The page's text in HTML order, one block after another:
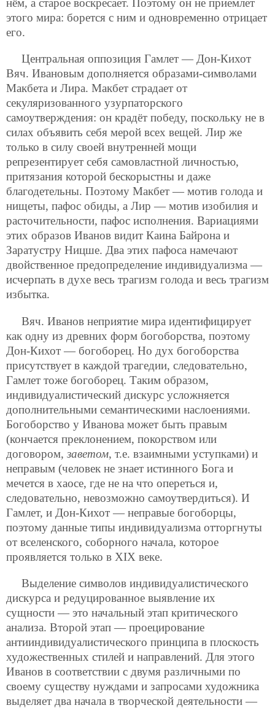
нём, а старое воскресает. Поэтому он не приемлет
этого мира: борется с ним и одновременно отрицает
его.
Центральная оппозиция Гамлет — Дон-Кихот
Вяч. Ивановым дополняется образами-символами
Макбета и Лира. Макбет страдает от
секуляризованного узурпаторского
самоутверждения: он крадёт победу, поскольку не в
силах объявить себя мерой всех вещей. Лир же
только в силу своей внутренней мощи
репрезентирует себя самовластной личностью,
притязания которой бескорыстны и даже
благодетельны. Поэтому Макбет — мотив голода и
нищеты, пафос обиды, а Лир — мотив изобилия и
расточительности, пафос исполнения. Вариациями
этих образов Иванов видит Каина Байрона и
Заратустру Ницше. Два этих пафоса намечают
двойственное предопределение индивидуализма —
исчерпать в духе весь трагизм голода и весь трагизм
избытка.
Вяч. Иванов неприятие мира идентифицирует
как одну из древних форм богоборства, поэтому
Дон-Кихот — богоборец. Но дух богоборства
присутствует в каждой трагедии, следовательно,
Гамлет тоже богоборец. Таким образом,
индивидуалистический дискурс усложняется
дополнительными семантическими наслоениями.
Богоборство у Иванова может быть правым
(кончается преклонением, покорством или
договором, заветом, т.е. взаимными уступками) и
неправым (человек не знает истинного Бога и
мечется в хаосе, где не на что опереться и,
следовательно, невозможно самоутвердиться). И
Гамлет, и Дон-Кихот — неправые богоборцы,
поэтому данные типы индивидуализма отторгнуты
от вселенского, соборного начала, которое
проявляется только в XIX веке.
Выделение символов индивидуалистического
дискурса и редуцированное выявление их
сущности — это начальный этап критического
анализа. Второй этап — проецирование
антииндивидуалистического принципа в плоскость
художественных стилей и направлений. Для этого
Иванов в соответствии с двумя различными по
своему существу нуждами и запросами художника
выделяет два начала в творческой деятельности —